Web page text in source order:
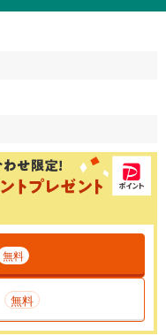
無料
無料